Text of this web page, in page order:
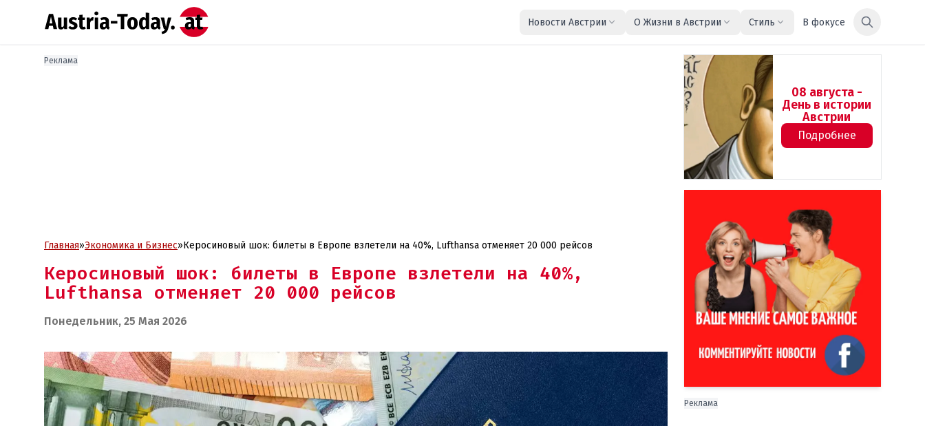
Новости Австрии О Жизни в Австрии Стиль В фокусе
Реклама
Главная»Экономика и Бизнес»Керосиновый шок: билеты в Европе взлетели на 40%, Lufthansa отменяет 20 000 рейсов
Керосиновый шок: билеты в Европе взлетели на 40%,
Lufthansa отменяет 20 000 рейсов
Понедельник, 25 Мая 2026
08 августа -
День в истории
Австрии
Подробнее
Реклама